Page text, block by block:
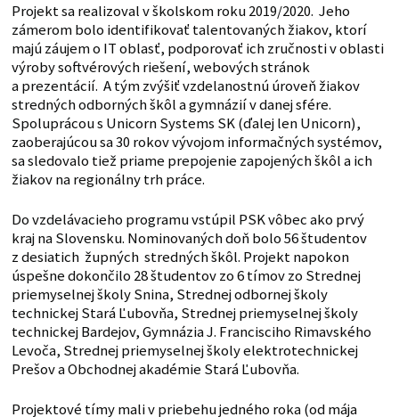
Projekt sa realizoval v školskom roku 2019/2020. Jeho
zámerom bolo identifikovať talentovaných žiakov, ktorí
majú záujem o IT oblasť, podporovať ich zručnosti v oblasti
výroby softvérových riešení, webových stránok
a prezentácií. A tým zvýšiť vzdelanostnú úroveň žiakov
stredných odborných škôl a gymnázií v danej sfére.
Spoluprácou s Unicorn Systems SK (ďalej len Unicorn),
zaoberajúcou sa 30 rokov vývojom informačných systémov,
sa sledovalo tiež priame prepojenie zapojených škôl a ich
žiakov na regionálny trh práce.
Do vzdelávacieho programu vstúpil PSK vôbec ako prvý
kraj na Slovensku. Nominovaných doň bolo 56 študentov
z desiatich župných stredných škôl. Projekt napokon
úspešne dokončilo 28 študentov zo 6 tímov zo Strednej
priemyselnej školy Snina, Strednej odbornej školy
technickej Stará Ľubovňa, Strednej priemyselnej školy
technickej Bardejov, Gymnázia J. Francisciho Rimavského
Levoča, Strednej priemyselnej školy elektrotechnickej
Prešov a Obchodnej akadémie Stará Ľubovňa.
Projektové tímy mali v priebehu jedného roka (od mája